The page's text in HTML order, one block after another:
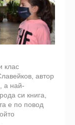
клас
автор
а най-
си книга,
е по повод